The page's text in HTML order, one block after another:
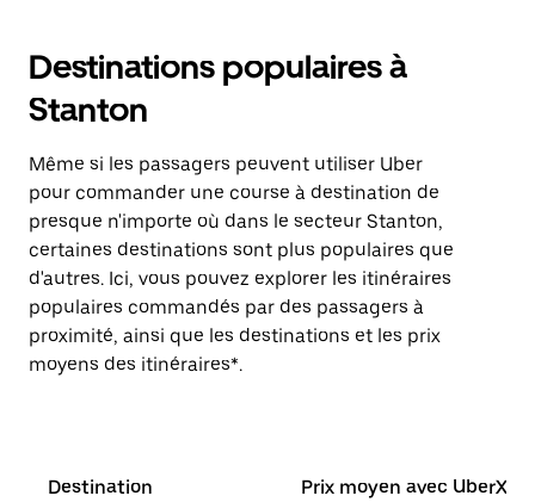
Destinations populaires à
Stanton
Même si les passagers peuvent utiliser Uber
pour commander une course à destination de
presque n'importe où dans le secteur Stanton,
certaines destinations sont plus populaires que
d'autres. Ici, vous pouvez explorer les itinéraires
populaires commandés par des passagers à
proximité, ainsi que les destinations et les prix
moyens des itinéraires*.
Destination Prix moyen avec UberX*